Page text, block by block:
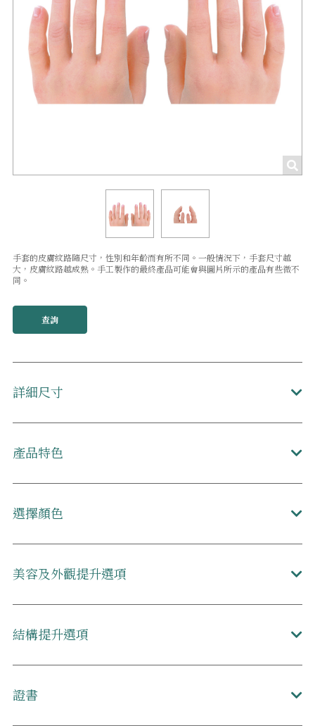
手套的皮膚紋路隨尺寸，性別和年齡而有所不同。一般情況下，手套尺寸越
大，皮膚紋路越成熟。手工製作的最終產品可能會與圖片所示的產品有些微不
同。
查詢
詳細尺寸
產品特色
選擇顏色
美容及外觀提升選項
結構提升選項
證書